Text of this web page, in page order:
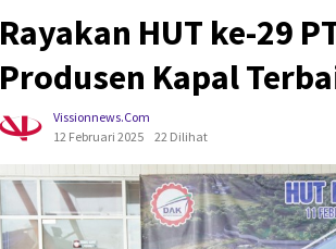
Rayakan HUT ke-29
Produsen Kapal
Vissionnews.com
12 Februari 2025
22 Dilihat